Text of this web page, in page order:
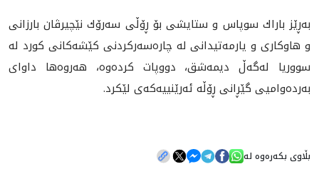
به‌ڕێز باراك سوپاس و ستايشى بۆ ڕۆڵى سه‌رۆك نێچيرڤان بارزانى
و هاوكارى و يارمه‌تيدانى له‌ چاره‌سه‌ركردنى كێشه‌كانى كورد له‌
سووريا له‌گه‌ڵ ديمه‌شق، دووپات كرده‌وه‌، هه‌روه‌ها داواى
به‌رده‌واميى گێڕانى ڕۆڵه‌ ئه‌رێنييه‌كه‌ى لێكرد.
بڵاوی بکەرەوە لە